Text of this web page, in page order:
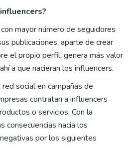
mayor número de seguidores
publicaciones, aparte de crear
el propio perfil, genera más valor
a que nacieran los influencers.
social en campañas de
contratan a influencers
o servicios. Con la
consecuencias hacia los
por los siguientes